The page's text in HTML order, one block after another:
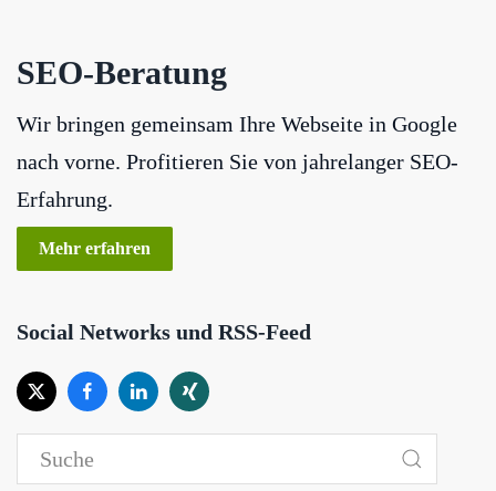
SEO-Beratung
Wir bringen gemeinsam Ihre Webseite in Google
nach vorne. Profitieren Sie von jahrelanger SEO-
Erfahrung.
Mehr erfahren
Social Networks und RSS-Feed